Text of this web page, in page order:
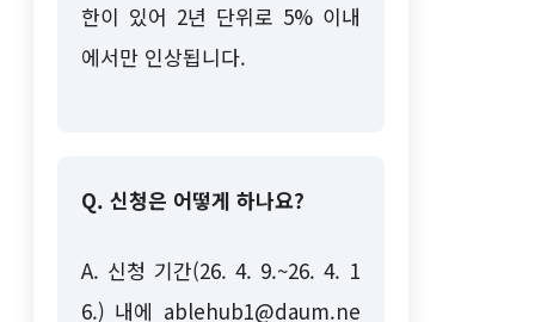
한이 있어 2년 단위로 5% 이내
에서만 인상됩니다.
Q. 신청은 어떻게 하나요?
A. 신청 기간(26. 4. 9.~26. 4. 1
6.) 내에 ablehub1@daum.ne